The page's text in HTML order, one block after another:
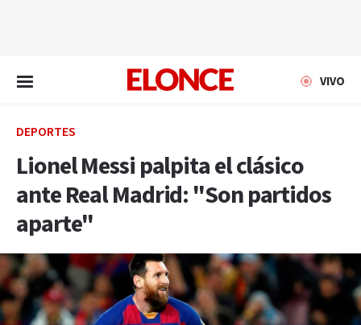
VIVO
DEPORTES
Lionel Messi palpita el clásico
ante Real Madrid: "Son partidos
aparte"